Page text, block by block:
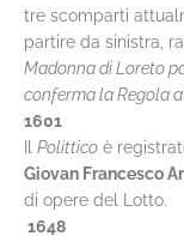
tre scomparti
partire da sinistra,
Madonna di Loreto
conferma la Regola a
1601
Il Polittico è
Giovan Francesco
di opere del Lotto.
1648